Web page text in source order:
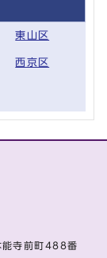
東山区
西京区
寺前町488番